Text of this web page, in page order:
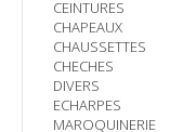
CEINTURES
CHAPEAUX
CHAUSSETTES
CHECHES
DIVERS
ECHARPES
MAROQUINERIE